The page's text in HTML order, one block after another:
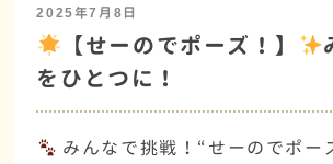
2025年7月8日
【せーのでポーズ！】
をひとつに！
みんなで挑戦！“せーのでポー